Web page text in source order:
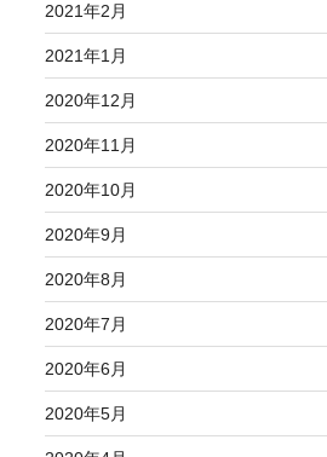
2021年2月
2021年1月
2020年12月
2020年11月
2020年10月
2020年9月
2020年8月
2020年7月
2020年6月
2020年5月